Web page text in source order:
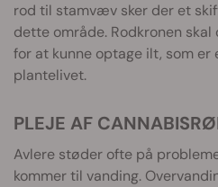
rod til stamvæv sker der et
dette område. Rodkronen
for at kunne optage ilt, som
plantelivet.
PLEJE AF
Avlere støder ofte på
kommer til vanding.